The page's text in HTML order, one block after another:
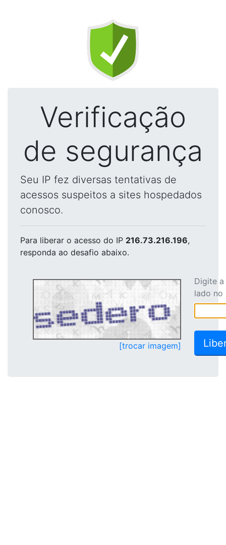
Verificação
de segurança
Seu IP fez diversas tentativas de
acessos suspeitos a sites hospedados
conosco.
Para liberar o acesso do IP 216.73.216.196,
responda ao desafio abaixo.
[trocar imagem]
Digite
lado no